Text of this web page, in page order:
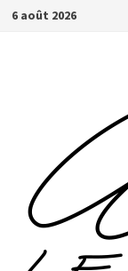
Passer
6 août 2026